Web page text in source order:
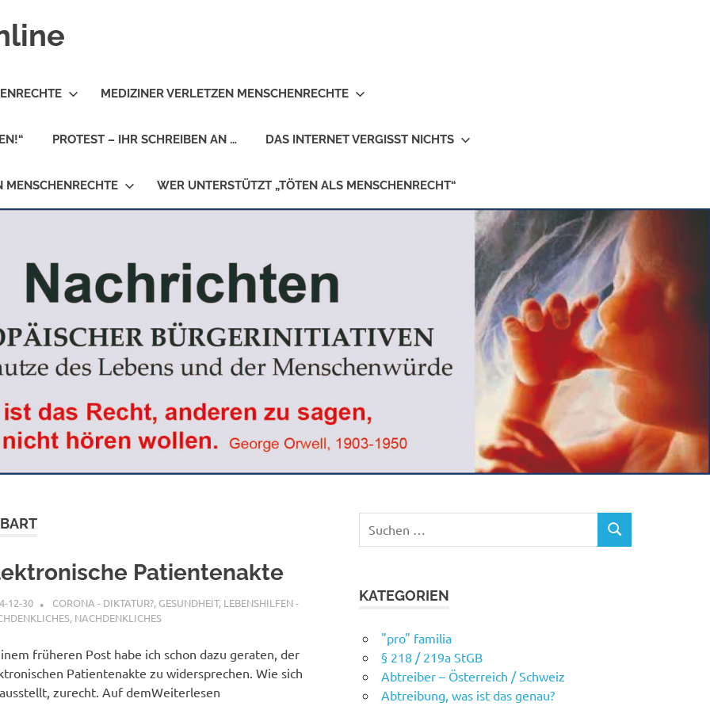
MEDIZINER VERLETZEN MENSCHENRECHTE
PROTEST – IHR SCHREIBEN AN … DAS INTERNET VERGISST NICHTS
MENSCHENRECHTE WER UNTERSTÜTZT „TÖTEN ALS MENSCHENRECHT“
Patientenakte
12-30 XX
CORONA - DIKTATUR?, GESUNDHEIT, LEBENSHILFEN -
, NACHDENKLICHES
früheren Post habe ich schon dazu geraten, der
Patientenakte zu widersprechen. Wie sich
zurecht. Auf demWeiterlesen
Suchen
SUCHEN
KATEGORIEN
"pro" familia
§ 218 / 219a StGB
Abtreiber – Österreich / Schweiz
Abtreibung, was ist das genau?